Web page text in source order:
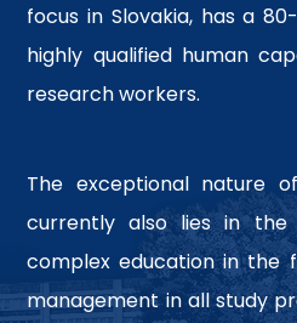
focus in Slovakia, has a
highly qualified human
research workers.
The exceptional nature
currently also lies in
complex education in the
management in all study